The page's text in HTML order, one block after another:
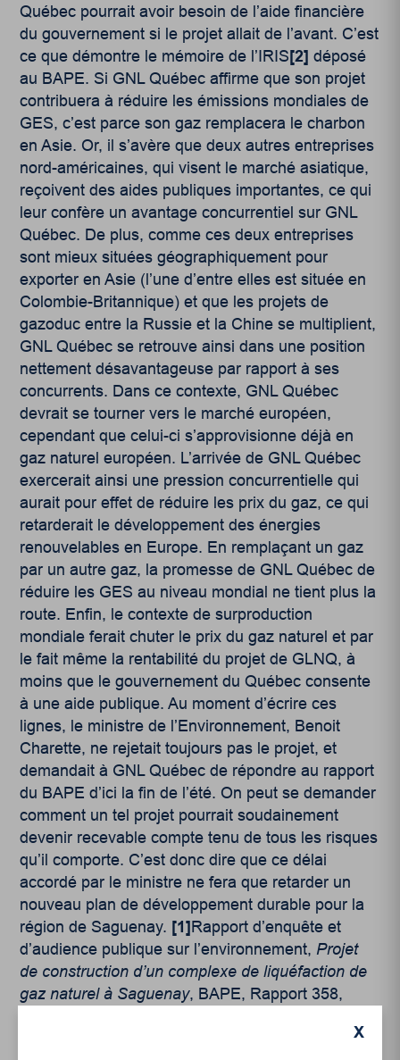
Québec pourrait avoir besoin de l’aide financière
du gouvernement si le projet allait de l’avant. C’est
ce que démontre le mémoire de l’IRIS [2] déposé
au BAPE. Si GNL Québec affirme que son projet
contribuera à réduire les émissions mondiales de
GES, c’est parce son gaz remplacera le charbon
en Asie. Or, il s’avère que deux autres entreprises
nord-américaines, qui visent le marché asiatique,
reçoivent des aides publiques importantes, ce qui
leur confère un avantage concurrentiel sur GNL
Québec. De plus, comme ces deux entreprises
sont mieux situées géographiquement pour
exporter en Asie (l’une d’entre elles est située en
Colombie-Britannique) et que les projets de
gazoduc entre la Russie et la Chine se multiplient,
GNL Québec se retrouve ainsi dans une position
nettement désavantageuse par rapport à ses
concurrents. Dans ce contexte, GNL Québec
devrait se tourner vers le marché européen,
cependant que celui-ci s’approvisionne déjà en
gaz naturel européen. L’arrivée de GNL Québec
exercerait ainsi une pression concurrentielle qui
aurait pour effet de réduire les prix du gaz, ce qui
retarderait le développement des énergies
renouvelables en Europe. En remplaçant un gaz
par un autre gaz, la promesse de GNL Québec de
réduire les GES au niveau mondial ne tient plus la
route. Enfin, le contexte de surproduction
mondiale ferait chuter le prix du gaz naturel et par
le fait même la rentabilité du projet de GLNQ, à
moins que le gouvernement du Québec consente
à une aide publique. Au moment d’écrire ces
lignes, le ministre de l’Environnement, Benoit
Charette, ne rejetait toujours pas le projet, et
demandait à GNL Québec de répondre au rapport
du BAPE d’ici la fin de l’été. On peut se demander
comment un tel projet pourrait soudainement
devenir recevable compte tenu de tous les risques
qu’il comporte. C’est donc dire que ce délai
accordé par le ministre ne fera que retarder un
nouveau plan de développement durable pour la
région de Saguenay. [1] Rapport d’enquête et
d’audience publique sur l’environnement, Projet
de construction d’un complexe de liquéfaction de
gaz naturel à Saguenay, BAPE, Rapport 358,
X